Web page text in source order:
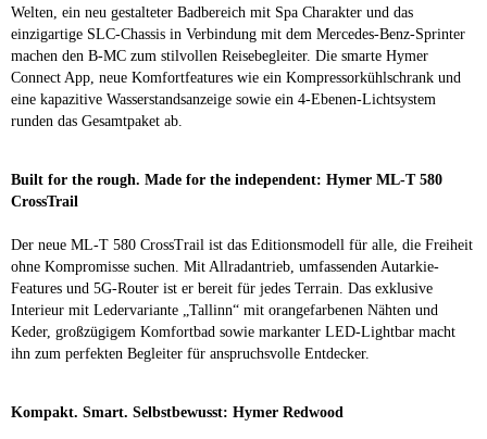
Welten, ein neu gestalteter Badbereich mit Spa Charakter und das
einzigartige SLC-Chassis in Verbindung mit dem Mercedes-Benz-Sprinter
machen den B-MC zum stilvollen Reisebegleiter. Die smarte Hymer
Connect App, neue Komfortfeatures wie ein Kompressorkühlschrank und
eine kapazitive Wasserstandsanzeige sowie ein 4-Ebenen-Lichtsystem
runden das Gesamtpaket ab.
Built for the rough. Made for the independent: Hymer ML-T 580
CrossTrail
Der neue ML-T 580 CrossTrail ist das Editionsmodell für alle, die Freiheit
ohne Kompromisse suchen. Mit Allradantrieb, umfassenden Autarkie-
Features und 5G-Router ist er bereit für jedes Terrain. Das exklusive
Interieur mit Ledervariante „Tallinn“ mit orangefarbenen Nähten und
Keder, großzügigem Komfortbad sowie markanter LED-Lightbar macht
ihn zum perfekten Begleiter für anspruchsvolle Entdecker.
Kompakt. Smart. Selbstbewusst: Hymer Redwood